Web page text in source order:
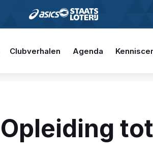
Clubverhalen Agenda
Opleiding